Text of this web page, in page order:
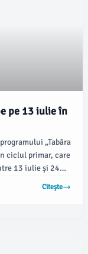
pe 13 iulie în
„Tabăra
ciclul primar, care
13 iulie și 24
gratuită.
Citește